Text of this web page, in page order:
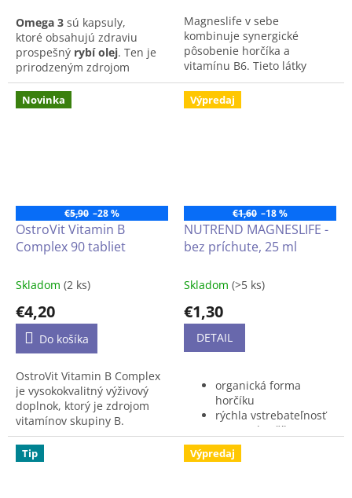
Omega 3 sú kapsuly,
ktoré obsahujú zdraviu
prospešný rybí olej. Ten je
prirodzeným zdrojom
zdravých tukov v podobe
kyselinyeikozapentaénovej
(EPA)adokozahexaénovej
tak je potrebné ich
pravidelne dopĺňať.
Magneslife v sebe
kombinuje synergické
pôsobenie horčíka a
vitamínu B6. Tieto látky
okrem iného podporujú
optimálnu funkciu nervovej
sústavy, prispievajú k
Novinka
€5,90 –28 %
OstroVit Vitamin B
Complex 90 tabliet
Skladom (2 ks)
€4,20
Do košíka
OstroVit Vitamin B Complex
je vysokokvalitný výživový
doplnok, ktorý je zdrojom
vitamínov skupiny B.
Prípravok je obohatený aj o
vitamín C a vitamín E
dostupný vo forme
Výpredaj
€1,60 –18 %
NUTREND MAGNESLIFE -
bez príchute, 25 ml
Skladom (>5 ks)
€1,30
DETAIL
organická forma
horčíku
rýchla vstrebateľnosť
250 mg horčíku v
jednej dávke
8 mg vitamínu B6
Tip Výpredaj